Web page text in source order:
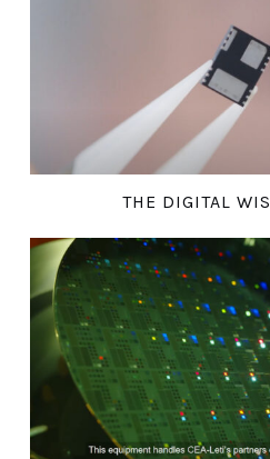
THE DIGITAL